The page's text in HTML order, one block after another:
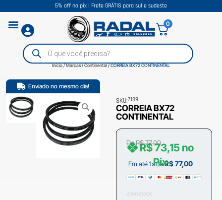
5% off no pix | Frete GRÁTIS para sul e sudeste
0
Início/Marcas/Continental/ CORREIA BX72 CONTINENTAL
Enviado no mesmo dia!
SKU:7139
CORREIA BX72
CONTINENTAL
DeR$77,00
Em até 1x deR$77,00
R$73,15 no
Pix
2 em stock